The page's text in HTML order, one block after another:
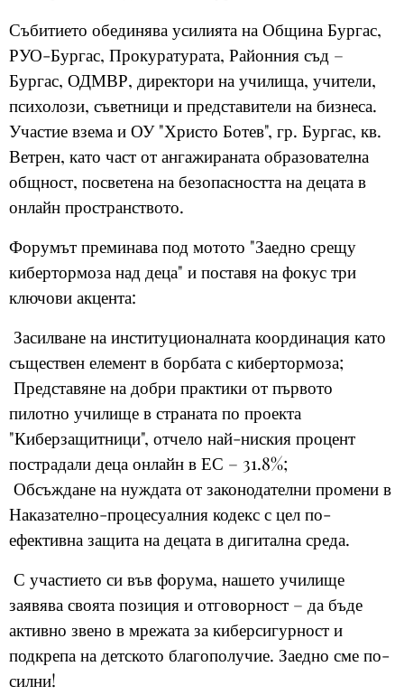
Събитието обединява усилията на Община Бургас,
РУО-Бургас, Прокуратурата, Районния съд –
Бургас, ОДМВР, директори на училища, учители,
психолози, съветници и представители на бизнеса.
Участие взема и ОУ "Христо Ботев", гр. Бургас, кв.
Ветрен, като част от ангажираната образователна
общност, посветена на безопасността на децата в
онлайн пространството.
Форумът преминава под мотото "Заедно срещу
кибертормоза над деца" и поставя на фокус три
ключови акцента:
Засилване на институционалната координация като
съществен елемент в борбата с кибертормоза;
Представяне на добри практики от първото
пилотно училище в страната по проекта
"Киберзащитници", отчело най-ниския процент
пострадали деца онлайн в ЕС – 31.8%;
Обсъждане на нуждата от законодателни промени в
Наказателно-процесуалния кодекс с цел по-
ефективна защита на децата в дигитална среда.
С участието си във форума, нашето училище
заявява своята позиция и отговорност – да бъде
активно звено в мрежата за киберсигурност и
подкрепа на детското благополучие. Заедно сме по-
силни!